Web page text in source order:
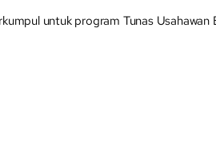
untuk program Tunas